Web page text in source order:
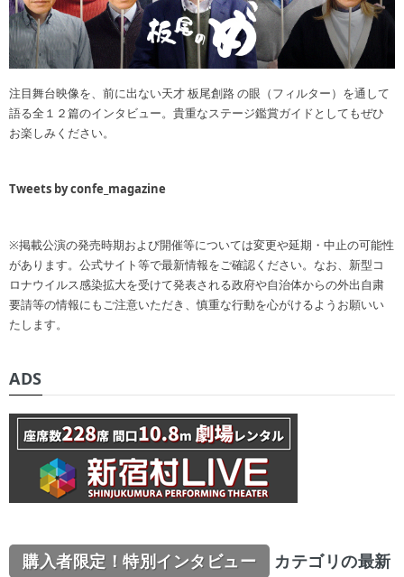
注目舞台映像を、前に出ない天才 板尾創路 の眼（フィルター）を通して
語る全１２篇のインタビュー。貴重なステージ鑑賞ガイドとしてもぜひ
お楽しみください。
Tweets by confe_magazine
※掲載公演の発売時期および開催等については変更や延期・中止の可能性
があります。公式サイト等で最新情報をご確認ください。なお、新型コ
ロナウイルス感染拡大を受けて発表される政府や自治体からの外出自粛
要請等の情報にもご注意いただき、慎重な行動を心がけるようお願いい
たします。
ADS
購入者限定！特別インタビュー
カテゴリの最新